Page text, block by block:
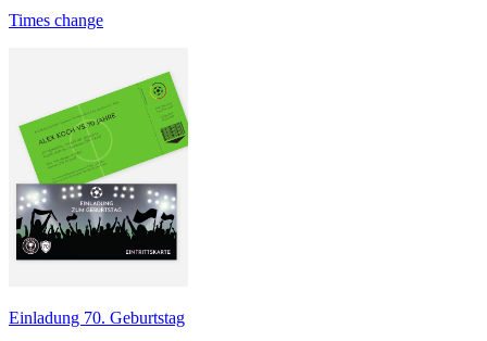
Times change
Einladung 70. Geburtstag